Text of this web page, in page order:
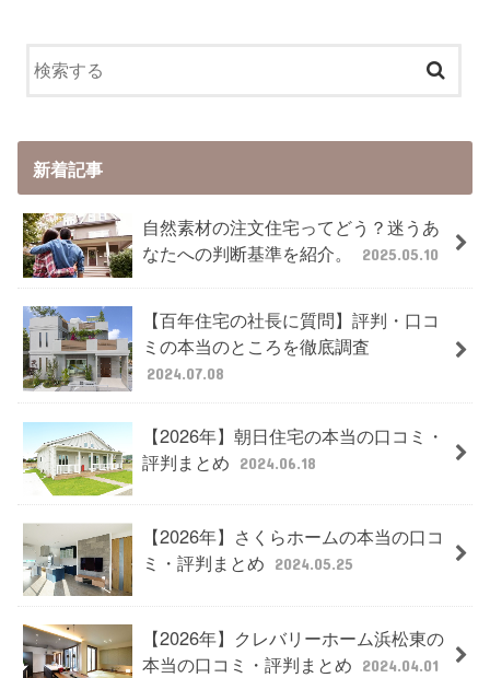
新着記事
自然素材の注文住宅ってどう？迷うあ
なたへの判断基準を紹介。
2025.05.10
【百年住宅の社長に質問】評判・口コ
ミの本当のところを徹底調査
2024.07.08
【2026年】朝日住宅の本当の口コミ・
評判まとめ
2024.06.18
【2026年】さくらホームの本当の口コ
ミ・評判まとめ
2024.05.25
【2026年】クレバリーホーム浜松東の
本当の口コミ・評判まとめ
2024.04.01